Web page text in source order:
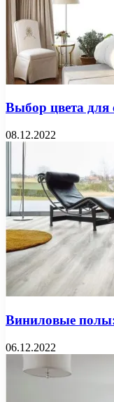
Выбор цвета для
08.12.2022
Виниловые
06.12.2022